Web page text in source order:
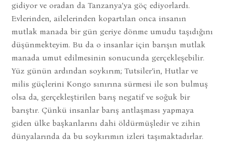
gidiyor ve oradan da Tanzanya’ya göç ediyorlardı.
Evlerinden, ailelerinden kopartılan onca insanın
mutlak manada bir gün geriye dönme umudu taşıdığını
düşünmekteyim. Bu da o insanlar için barışın mutlak
manada umut edilmesinin sonucunda gerçekleşebilir.
Yüz günün ardından soykırım; Tutsiler’in, Hutlar ve
milis güçlerini Kongo sınırına sürmesi ile son bulmuş
olsa da, gerçekleştirilen barış negatif ve soğuk bir
barıştır. Çünkü insanlar barış antlaşması yapmaya
giden ülke başkanlarını dahi öldürmüşledir ve zihin
dünyalarında da bu soykırımın izleri taşımaktadırlar.